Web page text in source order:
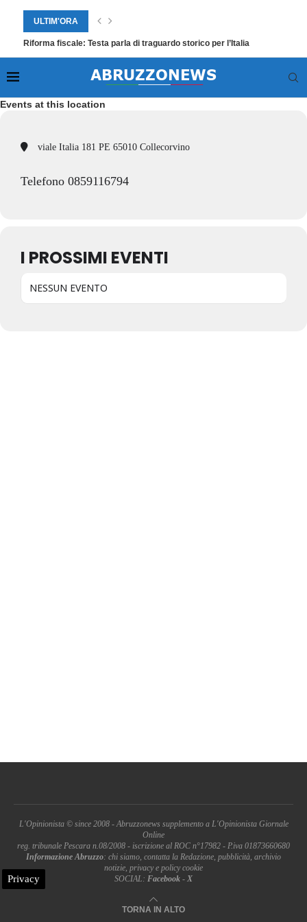
ULTIM'ORA
Riforma fiscale: Testa parla di traguardo storico per l’Italia
Events at this location
viale Italia 181 PE 65010 Collecorvino
Telefono 0859116794
I PROSSIMI EVENTI
NESSUN EVENTO
L'Opinionista © since 2008 - Abruzzonews supplemento a L'Opinionista Giornale
Online
reg. tribunale Pescara n.08/2008 - iscrizione al ROC n°17982 - P.iva 01873660680
Informazione Abruzzo: chi siamo, contatta la Redazione, pubblicità, archivio
notizie, privacy e policy cookie
SOCIAL: Facebook - X
Privacy
TORNA IN ALTO